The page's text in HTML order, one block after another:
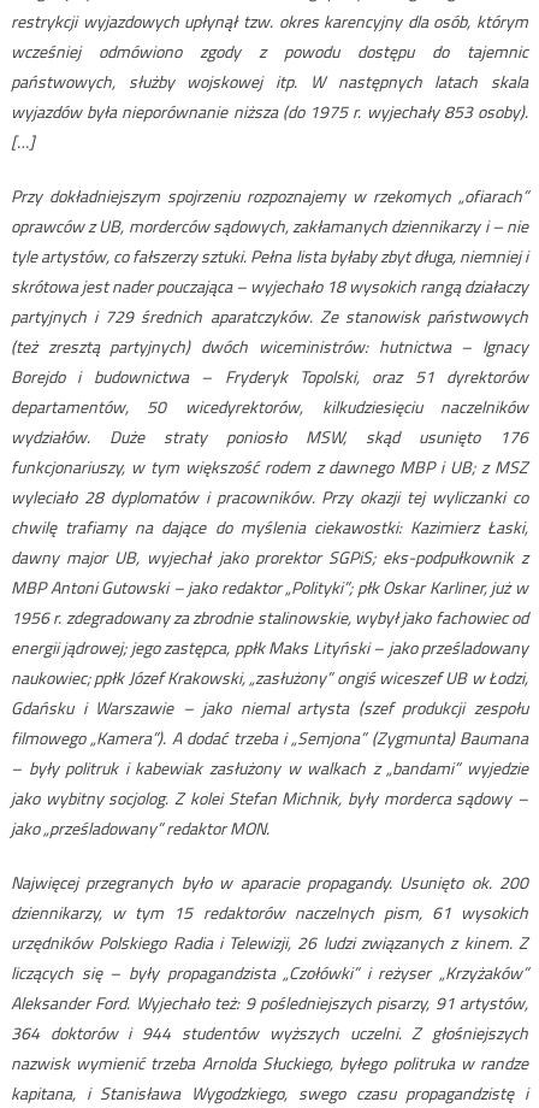
restrykcji wyjazdowych upłynął tzw. okres karencyjny dla osób, którym
wcześniej odmówiono zgody z powodu dostępu do tajemnic
państwowych, służby wojskowej itp. W następnych latach skala
wyjazdów była nieporównanie niższa (do 1975 r. wyjechały 853 osoby).
[…]
Przy dokładniejszym spojrzeniu rozpoznajemy w rzekomych „ofiarach”
oprawców z UB, morderców sądowych, zakłamanych dziennikarzy i – nie
tyle artystów, co fałszerzy sztuki. Pełna lista byłaby zbyt długa, niemniej i
skrótowa jest nader pouczająca – wyjechało 18 wysokich rangą działaczy
partyjnych i 729 średnich aparatczyków. Ze stanowisk państwowych
(też zresztą partyjnych) dwóch wiceministrów: hutnictwa – Ignacy
Borejdo i budownictwa – Fryderyk Topolski, oraz 51 dyrektorów
departamentów, 50 wicedyrektorów, kilkudziesięciu naczelników
wydziałów. Duże straty poniosło MSW, skąd usunięto 176
funkcjonariuszy, w tym większość rodem z dawnego MBP i UB; z MSZ
wyleciało 28 dyplomatów i pracowników. Przy okazji tej wyliczanki co
chwilę trafiamy na dające do myślenia ciekawostki: Kazimierz Łaski,
dawny major UB, wyjechał jako prorektor SGPiS; eks-podpułkownik z
MBP Antoni Gutowski – jako redaktor „Polityki”; płk Oskar Karliner, już w
1956 r. zdegradowany za zbrodnie stalinowskie, wybył jako fachowiec od
energii jądrowej; jego zastępca, ppłk Maks Lityński – jako prześladowany
naukowiec; ppłk Józef Krakowski, „zasłużony” ongiś wiceszef UB w Łodzi,
Gdańsku i Warszawie – jako niemal artysta (szef produkcji zespołu
filmowego „Kamera”). A dodać trzeba i „Semjona” (Zygmunta) Baumana
– były politruk i kabewiak zasłużony w walkach z „bandami” wyjedzie
jako wybitny socjolog. Z kolei Stefan Michnik, były morderca sądowy –
jako „prześladowany” redaktor MON.
Najwięcej przegranych było w aparacie propagandy. Usunięto ok. 200
dziennikarzy, w tym 15 redaktorów naczelnych pism, 61 wysokich
urzędników Polskiego Radia i Telewizji, 26 ludzi związanych z kinem. Z
liczących się – były propagandzista „Czołówki” i reżyser „Krzyżaków”
Aleksander Ford. Wyjechało też: 9 pośledniejszych pisarzy, 91 artystów,
364 doktorów i 944 studentów wyższych uczelni. Z głośniejszych
nazwisk wymienić trzeba Arnolda Słuckiego, byłego politruka w randze
kapitana, i Stanisława Wygodzkiego, swego czasu propagandzistę i